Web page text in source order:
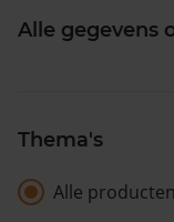
Alle gegevens
Thema's
Alle producten